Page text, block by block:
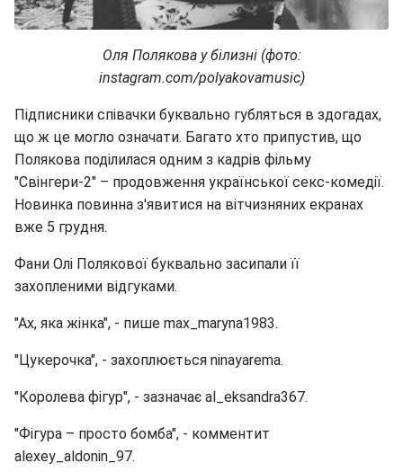
Оля Полякова у білизні (фото:
instagram.com/polyakovamusic)
Підписники співачки буквально губляться в здогадах,
що ж це могло означати. Багато хто припустив, що
Полякова поділилася одним з кадрів фільму
"Свінгери-2" – продовження української секс-комедії.
Новинка повинна з'явитися на вітчизняних екранах
вже 5 грудня.
Фани Олі Полякової буквально засипали її
захопленими відгуками.
"Ах, яка жінка", - пише max_maryna1983.
"Цукерочка", - захоплюється ninayarema.
"Королева фігур", - зазначає al_eksandra367.
"Фігура – просто бомба", - комментит
alexey_aldonin_97.